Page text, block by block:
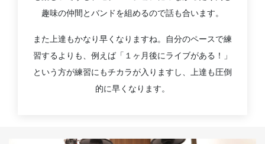
趣味の仲間とバンドを組めるので話も合います。
また上達もかなり早くなりますね。自分のペースで練
習するよりも、例えば「１ヶ月後にライブがある！」
という方が練習にもチカラが入りますし、上達も圧倒
的に早くなります。